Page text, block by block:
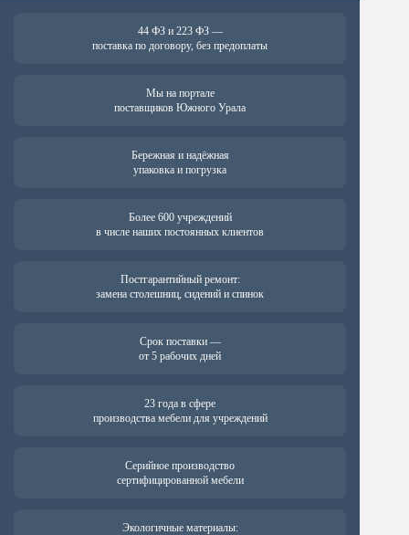
44 ФЗ и 223 ФЗ —
поставка по договору, без предоплаты
Мы на портале
поставщиков Южного Урала
Бережная и надёжная
упаковка и погрузка
Более 600 учреждений
в числе наших постоянных клиентов
Постгарантийный ремонт:
замена столешниц, сидений и спинок
Срок поставки —
от 5 рабочих дней
23 года в сфере
производства мебели для учреждений
Серийное производство
сертифицированной мебели
Экологичные материалы: